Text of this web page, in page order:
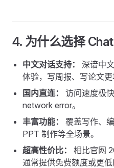
4. 为什么选择
中文对话支持：
深谙中
体验，写周报、写论文更
国内直连：
访问速度极
network error。
丰富功能：
覆盖写作、
PPT 制作等全场景。
超高性价比：
相比官网
通常提供免费额度或更低